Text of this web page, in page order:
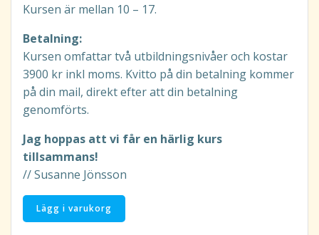
Kursen är mellan 10 – 17.
Betalning:
Kursen omfattar två utbildningsnivåer och kostar
3900 kr inkl moms. Kvitto på din betalning kommer
på din mail, direkt efter att din betalning
genomförts.
Jag hoppas att vi får en härlig kurs
tillsammans!
// Susanne Jönsson
Helhetsterapeut
4-
Lägg i varukorg